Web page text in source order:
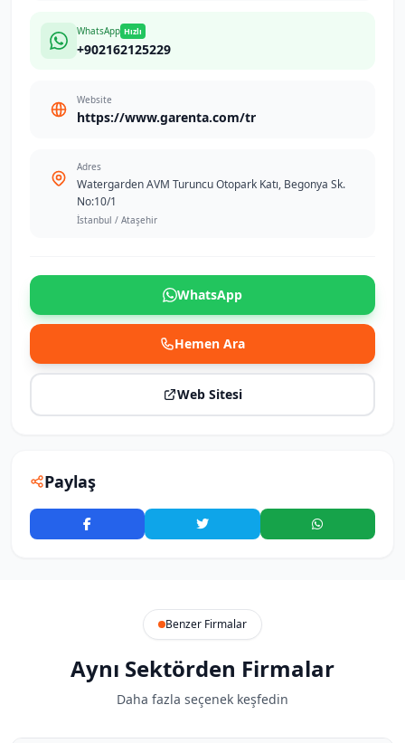
WhatsApp Hızlı
+902162125229
Website
https://www.garenta.com/tr
Adres
Watergarden AVM Turuncu Otopark Katı, Begonya Sk.
No:10/1
İstanbul / Ataşehir
WhatsApp
Hemen Ara
Web Sitesi
Paylaş
Benzer Firmalar
Aynı Sektörden Firmalar
Daha fazla seçenek keşfedin